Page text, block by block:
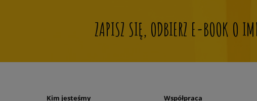
ZAPISZ SIĘ, ODBIERZ E-BOOK O
Kim jesteśmy Współpraca